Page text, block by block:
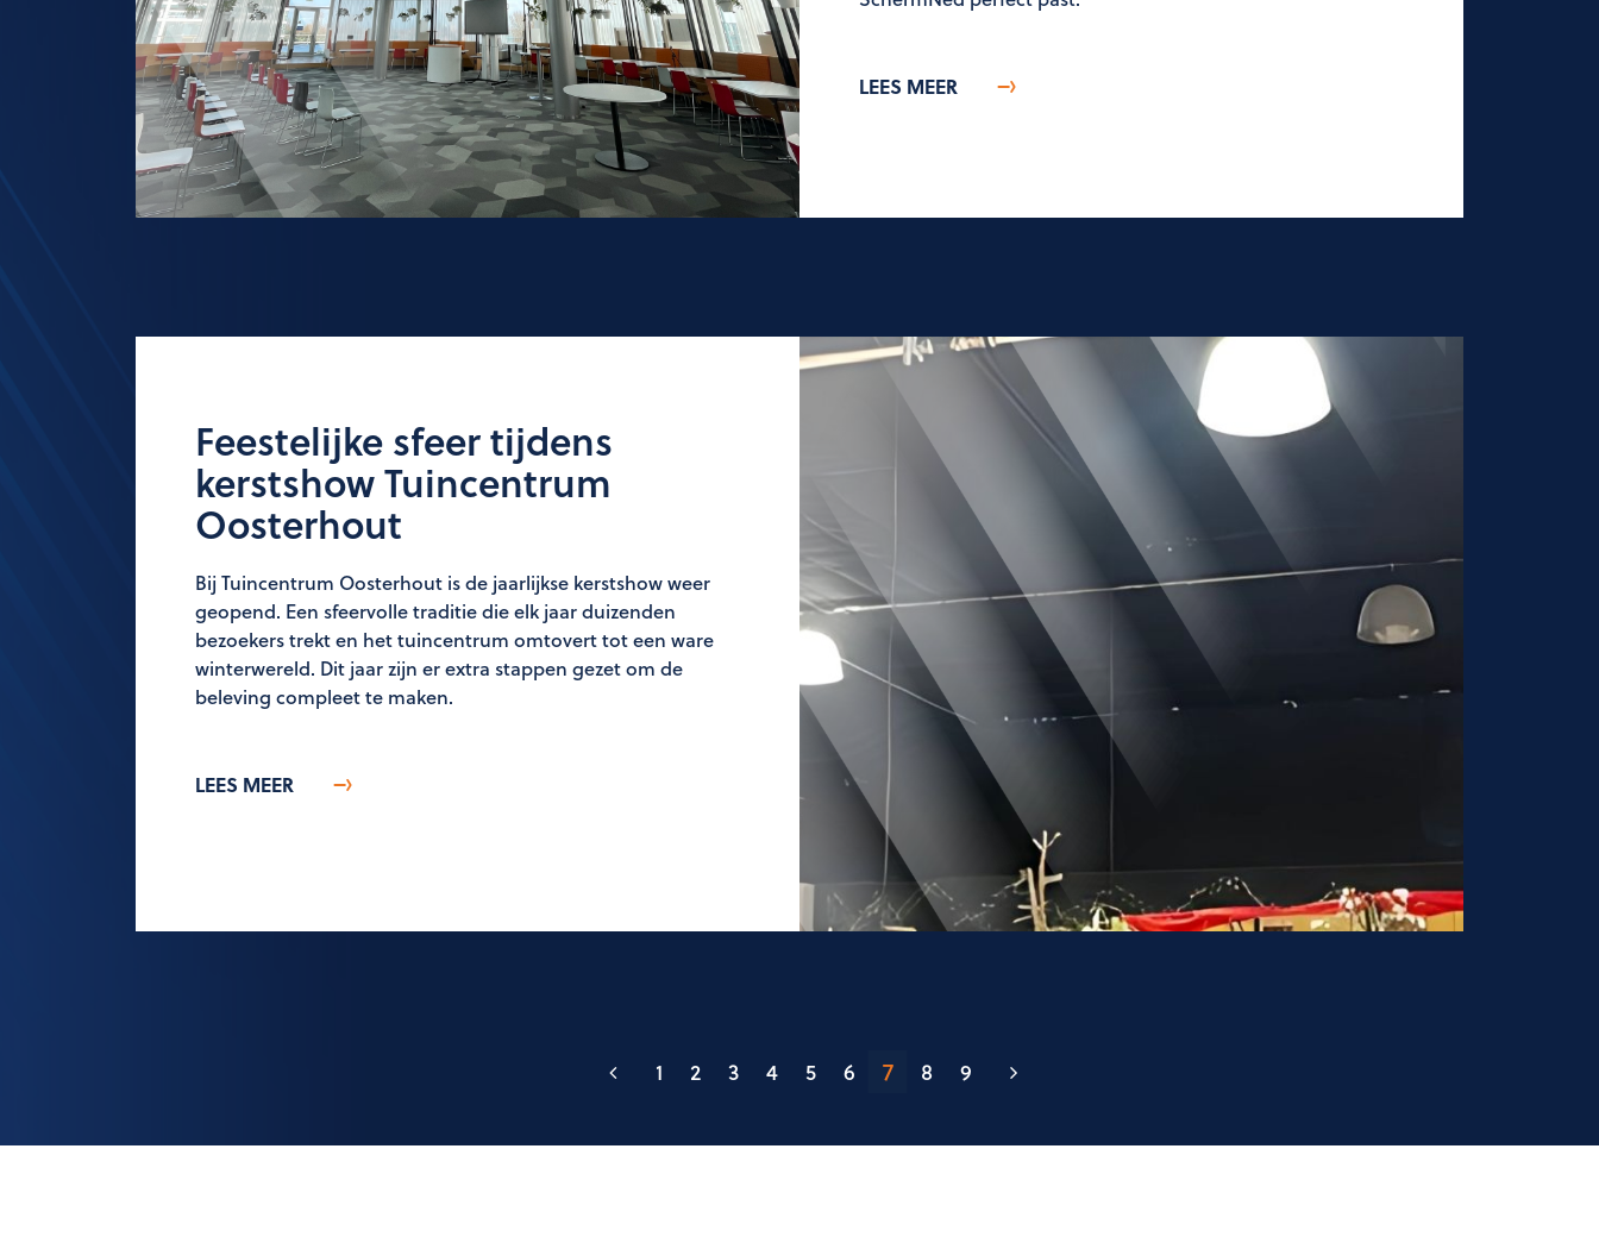
LEES MEER
Feestelijke sfeer tijdens
kerstshow Tuincentrum
Oosterhout
Bij Tuincentrum Oosterhout is de jaarlijkse kerstshow weer
geopend. Een sfeervolle traditie die elk jaar duizenden
bezoekers trekt en het tuincentrum omtovert tot een ware
winterwereld. Dit jaar zijn er extra stappen gezet om de
beleving compleet te maken.
LEES MEER
1 2 3 4 5 6 7 8 9